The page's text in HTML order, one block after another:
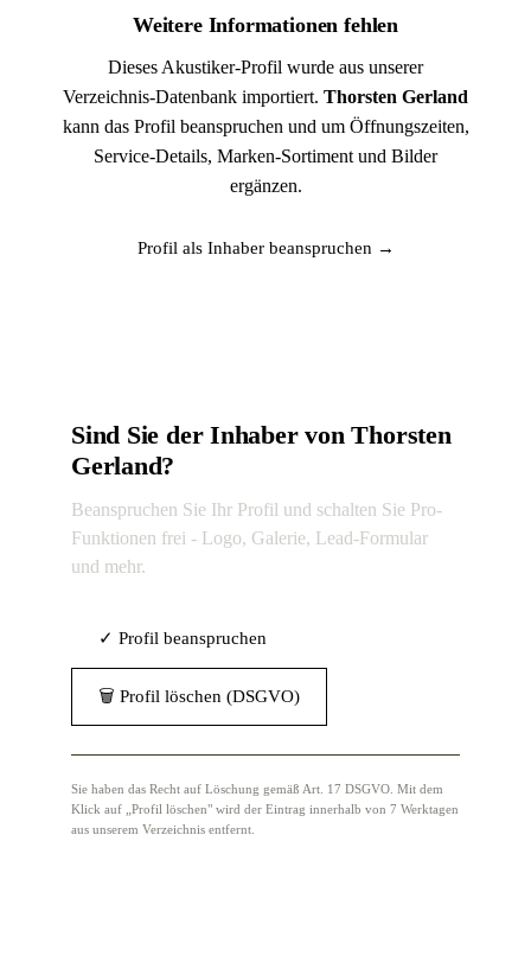
Weitere Informationen fehlen
Dieses Akustiker-Profil wurde aus unserer
Verzeichnis-Datenbank importiert. Thorsten Gerland
kann das Profil beanspruchen und um Öffnungszeiten,
Service-Details, Marken-Sortiment und Bilder
ergänzen.
Profil als Inhaber beanspruchen →
Sind Sie der Inhaber von Thorsten
Gerland?
Beanspruchen Sie Ihr Profil und schalten Sie Pro-
Funktionen frei - Logo, Galerie, Lead-Formular
und mehr.
✓ Profil beanspruchen
🗑 Profil löschen (DSGVO)
Sie haben das Recht auf Löschung gemäß Art. 17 DSGVO. Mit dem
Klick auf „Profil löschen" wird der Eintrag innerhalb von 7 Werktagen
aus unserem Verzeichnis entfernt.